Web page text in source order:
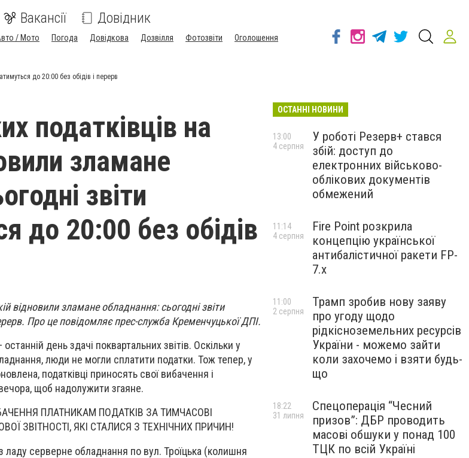
Вакансії Довідник
/ Мото Погода Довідкова Дозвілля Фотозвіти
Оголошення
до 20:00 без обідів і перерв
податківців на
зламане
звіти
до 20:00 без обідів
відновили зламане обладнання: сьогодні звіти
Про це повідомляє прес-служба Кременчуцької ДПІ.
день здачі поквартальних звітів. Оскільки у
люди не могли сплатити податки. Тож тепер, у
податківці приносять свої вибачення і
щоб надолужити згаяне.
ПЛАТНИКАМ ПОДАТКІВ ЗА ТИМЧАСОВІ
ЗВІТНОСТІ, ЯКІ СТАЛИСЯ З ТЕХНІЧНИХ ПРИЧИН!
серверне обладнання по вул. Троїцька (колишня
ОСТАННІ НОВИНИ
У роботі Резерв+ стався
збій: доступ до
електронних військово-
облікових документів
обмежений
13:00
4 серпня
Fire Point розкрила
концепцію української
антибалістичної ракети FP-
7.x
11:14
4 серпня
Трамп зробив нову заяву
про угоду щодо
рідкісноземельних ресурсів
України - можемо зайти
коли захочемо і взяти будь-
що
11:00
2 серпня
Спецоперація “Чесний
призов”: ДБР проводить
масові обшуки у понад 100
ТЦК по всій Україні
18:22
31 липня